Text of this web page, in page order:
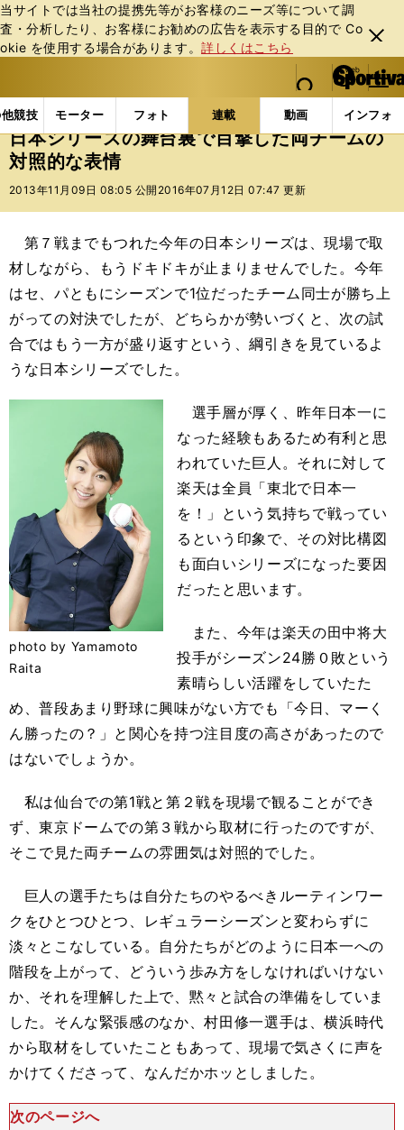
当サイトでは当社の提携先等がお客様のニーズ等について調
査・分析したり、お客様にお勧めの広告を表⽰する⽬的で Co
okie を使⽤する場合があります。詳しくはこちら
閉じ
る
web Sportiva (webスポルティーバ)
検索
マイペ
ー
ジ
メニュ
競技 モーター フォト 連載 動画 インフォ
b
ス
ポ
ル
バ
連載コラム スポアナ 出水麻衣 日本シリーズの
日本シリーズの舞台裏で目撃した両チームの
対照的な表情
2013年11月09日 08:05 公開 2016年07月12日 07:47 更新
第７戦までもつれた今年の日本シリーズは、現場で取
材しながら、もうドキドキが止まりませんでした。今年
はセ、パともにシーズンで1位だったチーム同士が勝ち上
がっての対決でしたが、どちらかが勢いづくと、次の試
合ではもう一方が盛り返すという、綱引きを見ているよ
うな日本シリーズでした。
photo by Yamamoto
Raita
選手層が厚く、昨年日本一に
なった経験もあるため有利と思
われていた巨人。それに対して
楽天は全員「東北で日本一
を！」という気持ちで戦ってい
るという印象で、その対比構図
も面白いシリーズになった要因
だったと思います。
また、今年は楽天の田中将大
投手がシーズン24勝０敗という
素晴らしい活躍をしていたた
め、普段あまり野球に興味がない方でも「今日、マーく
ん勝ったの？」と関心を持つ注目度の高さがあったので
はないでしょうか。
私は仙台での第1戦と第２戦を現場で観ることができ
ず、東京ドームでの第３戦から取材に行ったのですが、
そこで見た両チームの雰囲気は対照的でした。
巨人の選手たちは自分たちのやるべきルーティンワー
クをひとつひとつ、レギュラーシーズンと変わらずに
淡々とこなしている。自分たちがどのように日本一への
階段を上がって、どういう歩み方をしなければいけない
か、それを理解した上で、黙々と試合の準備をしていま
した。そんな緊張感のなか、村田修一選手は、横浜時代
から取材をしていたこともあって、現場で気さくに声を
かけてくださって、なんだかホッとしました。
次のページへ